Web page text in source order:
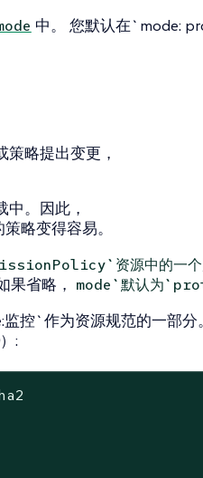
中。 您默认在`mode:
略提出变更，
。因此，
略变得容易。
资源中的一个
果省略， mode`默认为
控`作为资源规范的一部分
: